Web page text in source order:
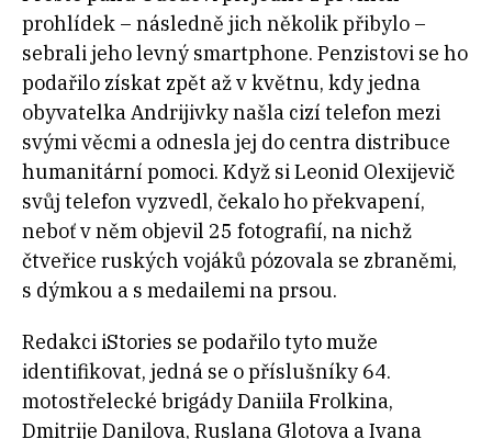
prohlídek – následně jich několik přibylo –
sebrali jeho levný smartphone. Penzistovi se ho
podařilo získat zpět až v květnu, kdy jedna
obyvatelka Andrijivky našla cizí telefon mezi
svými věcmi a odnesla jej do centra distribuce
humanitární pomoci. Když si Leonid Olexijevič
svůj telefon vyzvedl, čekalo ho překvapení,
neboť v něm objevil 25 fotografií, na nichž
čtveřice ruských vojáků pózovala se zbraněmi,
s dýmkou a s medailemi na prsou.
Redakci iStories se podařilo tyto muže
identifikovat, jedná se o příslušníky 64.
motostřelecké brigády Daniila Frolkina,
Dmitrije Danilova, Ruslana Glotova a Ivana